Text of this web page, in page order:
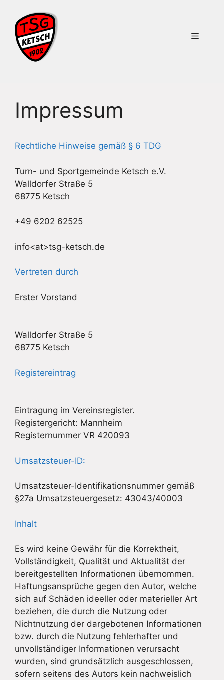
Inhalt
springen
Menü
Impressum
Rechtliche Hinweise gemäß § 6 TDG
Turn- und Sportgemeinde Ketsch e.V.
Walldorfer Straße 5
68775 Ketsch
+49 6202 62525
info<at>tsg-ketsch.de
Vertreten durch
Erster Vorstand
Walldorfer Straße 5
68775 Ketsch
Registereintrag
Eintragung im Vereinsregister.
Registergericht: Mannheim
Registernummer VR 420093
Umsatzsteuer-ID:
Umsatzsteuer-Identifikationsnummer gemäß
§27a Umsatzsteuergesetz: 43043/40003
Inhalt
Es wird keine Gewähr für die Korrektheit,
Vollständigkeit, Qualität und Aktualität der
bereitgestellten Informationen übernommen.
Haftungsansprüche gegen den Autor, welche
sich auf Schäden ideeller oder materieller Art
beziehen, die durch die Nutzung oder
Nichtnutzung der dargebotenen Informationen
bzw. durch die Nutzung fehlerhafter und
unvollständiger Informationen verursacht
wurden, sind grundsätzlich ausgeschlossen,
sofern seitens des Autors kein nachweislich